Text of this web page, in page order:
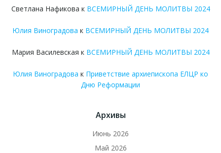
Светлана Нафикова к ВСЕМИРНЫЙ ДЕНЬ МОЛИТВЫ 2024
Юлия Виноградова к ВСЕМИРНЫЙ ДЕНЬ МОЛИТВЫ 2024
Мария Василевская к ВСЕМИРНЫЙ ДЕНЬ МОЛИТВЫ 2024
Юлия Виноградова к Приветствие архиепископа ЕЛЦР ко
Дню Реформации
Архивы
Июнь 2026
Май 2026